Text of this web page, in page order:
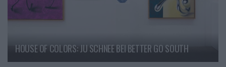
HOUSE OF COLORS: JU SCHNEE BEI BETTER GO SOUTH